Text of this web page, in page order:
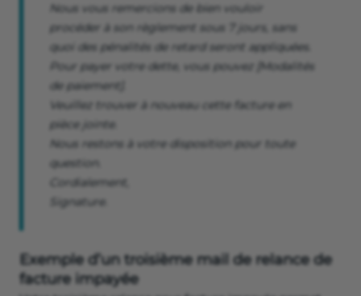
Nous vous remercions de bien vouloir
procéder à son règlement sous 7 jours, sans
quoi des pénalités de retard seront appliquées.
Pour payer votre dette, vous pouvez [Modalités
de paiement].
Veuillez trouver à nouveau cette facture en
pièce jointe.
Nous restons à votre disposition pour toute
question.
Cordialement,
Signature.
Exemple d’un troisième mail de relance de
facture impayée